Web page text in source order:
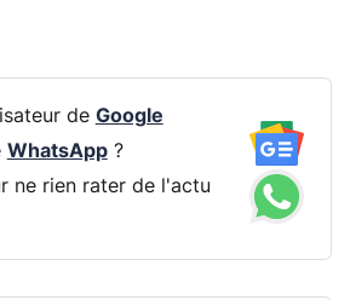
de Google
WhatsApp?
ne rien rater de l'actu